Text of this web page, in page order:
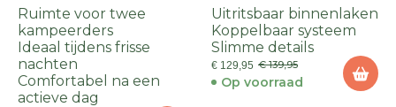
150X210
Ruimte voor twee
kampeerders
Ideaal tijdens frisse
nachten
Comfortabel na een
actieve dag
Uitritsbaar binnenlaken
Koppelbaar systeem
Slimme details
€ 129,95 € 139,95
Op voorraad